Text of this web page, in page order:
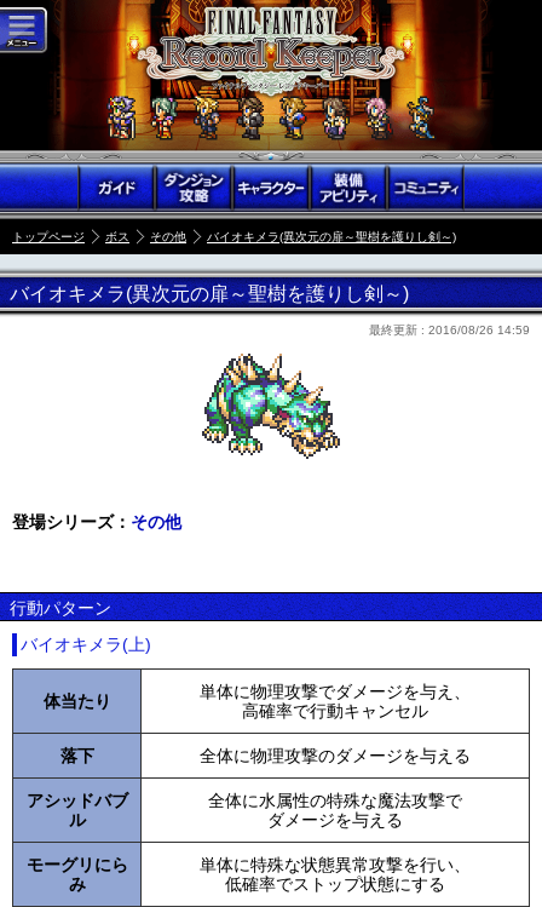
トップページ ボス その他 バイオキメラ(異次元の扉～聖樹を護りし剣～)
バイオキメラ(異次元の扉～聖樹を護りし剣～)
最終更新 : 2016/08/26 14:59
登場シリーズ： その他
行動パターン
バイオキメラ(上)
体当たり
単体に物理攻撃でダメージを与え、
高確率で行動キャンセル
落下 全体に物理攻撃のダメージを与える
アシッドバブ
ル
全体に水属性の特殊な魔法攻撃で
ダメージを与える
モーグリにら
み
単体に特殊な状態異常攻撃を行い、
低確率でストップ状態にする